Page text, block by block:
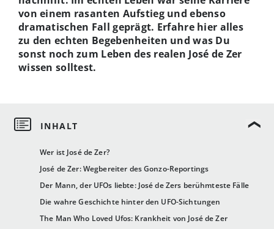
Wer ist José de Zer?
José de Zer: Wegbereiter des Gonzo-Reportings
Der Mann, der UFOs liebte: José de Zers berühmteste Fälle
Die wahre Geschichte hinter den UFO-Sichtungen
The Man Who Loved Ufos: Krankheit von José de Zer
von einem rasanten Aufstieg und ebenso
dramatischen Fall geprägt. Erfahre hier alles
zu den echten Begebenheiten und was Du
sonst noch zum Leben des realen José de Zer
wissen solltest.